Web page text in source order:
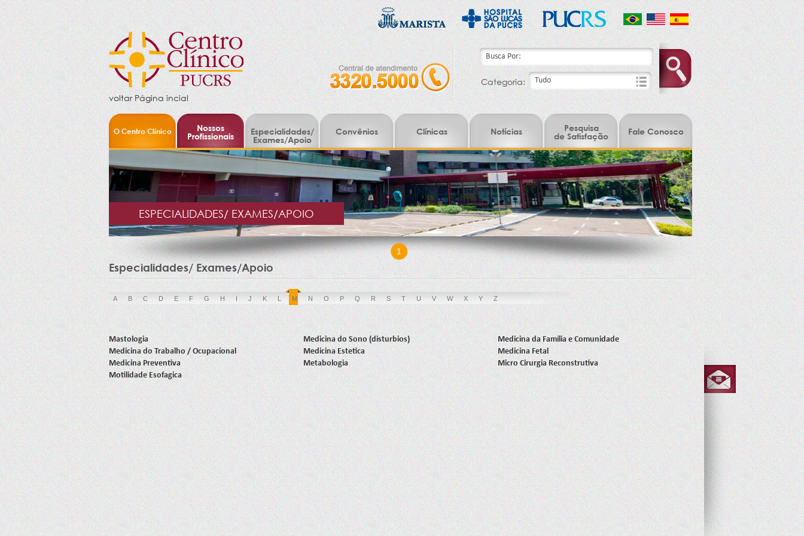
voltar Página incial
Categoria:
O Centro Clínico
Nossos
Profissionais
Especialidades/
Exames/Apoio
Convênios Clínicas Notícias
Pesquisa
de Satisfação
Fale Conosco
ESPECIALIDADES/ EXAMES/APOIO
1
Especialidades/ Exames/Apoio
A B C D E F G H I J K L M N O P Q R S T U V W X Y Z
Mastologia Medicina do Sono (disturbios)
Medicina da Família e Comunidade
Medicina do Trabalho / Ocupacional
Medicina Estetica
Medicina Fetal
Medicina Preventiva
Metabologia
Micro Cirurgia Reconstrutiva
Motilidade Esofagica